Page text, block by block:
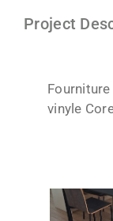
Project
vinyle